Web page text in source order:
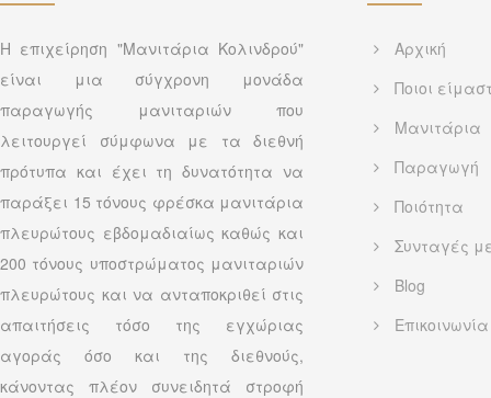
Η επιχείρηση "Μανιτάρια Κολινδρού"
είναι μια σύγχρονη μονάδα
παραγωγής μανιταριών που
λειτουργεί σύμφωνα με τα διεθνή
πρότυπα και έχει τη δυνατότητα να
παράξει 15 τόνους φρέσκα μανιτάρια
πλευρώτους εβδομαδιαίως καθώς και
200 τόνους υποστρώματος μανιταριών
πλευρώτους και να ανταποκριθεί στις
απαιτήσεις τόσο της εγχώριας
αγοράς όσο και της διεθνούς,
κάνοντας πλέον συνειδητά στροφή
Αρχική
Ποιοι
Μανιτάρια
Παραγωγή
Ποιότητα
Συνταγές
Blog
Επικοινωνία